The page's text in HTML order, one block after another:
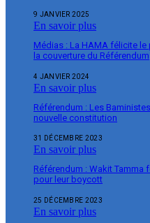
9 JANVIER 2025
En savoir plus
Médias : La HAMA félicite
la couverture du Référendum
4 JANVIER 2024
En savoir plus
Référendum : Les
nouvelle constitution
31 DÉCEMBRE 2023
En savoir plus
Référendum : Wakit
pour leur boycott
25 DÉCEMBRE 2023
En savoir plus